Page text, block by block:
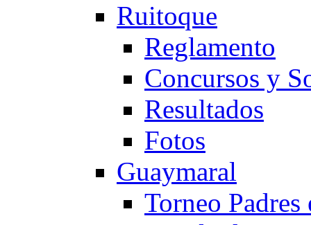
Ruitoque
Reglamento
Concursos y
Resultados
Fotos
Guaymaral
Torneo